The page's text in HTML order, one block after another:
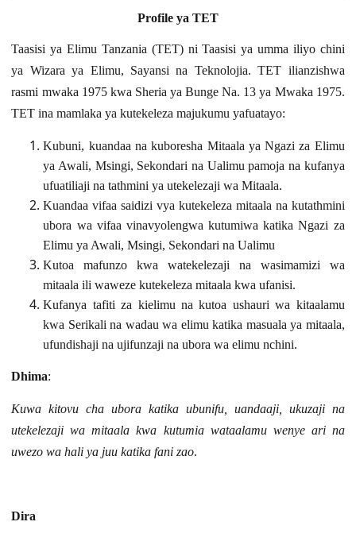
Profile ya TET
Taasisi ya Elimu Tanzania (TET) ni Taasisi ya umma iliyo chini
ya Wizara ya Elimu, Sayansi na Teknolojia. TET ilianzishwa
rasmi mwaka 1975 kwa Sheria ya Bunge Na. 13 ya Mwaka 1975.
TET ina mamlaka ya kutekeleza majukumuyafuatayo:
Kubuni, kuandaa na kuboresha Mitaala ya Ngazi za Elimu
ya Awali, Msingi, Sekondari na Ualimu pamoja na kufanya
ufuatiliaji na tathmini ya utekelezaji wa Mitaala.
Kuandaa vifaa saidizi vya kutekeleza mitaala na kutathmini
ubora wa vifaa vinavyolengwa kutumiwa katika Ngazi za
Elimu ya Awali, Msingi, Sekondari na Ualimu
Kutoa mafunzo kwa watekelezaji na wasimamizi wa
mitaala ili waweze kutekeleza mitaala kwa ufanisi.
Kufanya tafiti za kielimu na kutoa ushauri wa kitaalamu
kwa Serikali na wadau wa elimu katika masuala ya mitaala,
ufundishaji na ujifunzaji na ubora wa elimu nchini.
Dhima:
Kuwa kitovu cha ubora katika ubunifu, uandaaji, ukuzaji na
utekelezaji wa mitaala kwa kutumia wataalamu wenye ari na
uwezo wa hali ya juu katika fani zao.
Dira